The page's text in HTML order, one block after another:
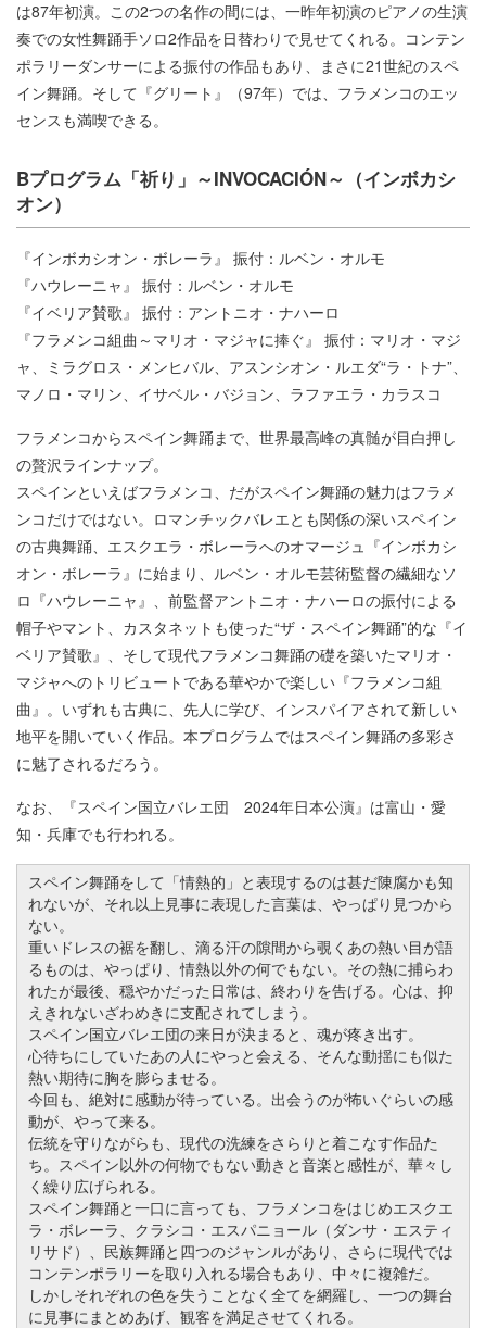
は87年初演。この2つの名作の間には、一昨年初演のピアノの生演
奏での女性舞踊手ソロ2作品を日替わりで見せてくれる。コンテン
ポラリーダンサーによる振付の作品もあり、まさに21世紀のスペ
イン舞踊。そして『グリート』（97年）では、フラメンコのエッ
センスも満喫できる。
Bプログラム「祈り」～INVOCACIÓN～（インボカシ
オン）
『インボカシオン・ボレーラ』 振付：ルベン・オルモ
『ハウレーニャ』 振付：ルベン・オルモ
『イベリア賛歌』 振付：アントニオ・ナハーロ
『フラメンコ組曲～マリオ・マジャに捧ぐ』 振付：マリオ・マジ
ャ、ミラグロス・メンヒバル、アスンシオン・ルエダ“ラ・トナ”、
マノロ・マリン、イサベル・バジョン、ラファエラ・カラスコ
フラメンコからスペイン舞踊まで、世界最高峰の真髄が目白押し
の贅沢ラインナップ。
スペインといえばフラメンコ、だがスペイン舞踊の魅力はフラメ
ンコだけではない。ロマンチックバレエとも関係の深いスペイン
の古典舞踊、エスクエラ・ボレーラへのオマージュ『インボカシ
オン・ボレーラ』に始まり、ルベン・オルモ芸術監督の繊細なソ
ロ『ハウレーニャ』、前監督アントニオ・ナハーロの振付による
帽子やマント、カスタネットも使った“ザ・スペイン舞踊”的な『イ
ベリア賛歌』、そして現代フラメンコ舞踊の礎を築いたマリオ・
マジャへのトリビュートである華やかで楽しい『フラメンコ組
曲』。いずれも古典に、先人に学び、インスパイアされて新しい
地平を開いていく作品。本プログラムではスペイン舞踊の多彩さ
に魅了されるだろう。
なお、『スペイン国立バレエ団 2024年日本公演』は富山・愛
知・兵庫でも行われる。
スペイン舞踊をして「情熱的」と表現するのは甚だ陳腐かも知
れないが、それ以上見事に表現した言葉は、やっぱり見つから
ない。
重いドレスの裾を翻し、滴る汗の隙間から覗くあの熱い目が語
るものは、やっぱり、情熱以外の何でもない。その熱に捕らわ
れたが最後、穏やかだった日常は、終わりを告げる。心は、抑
えきれないざわめきに支配されてしまう。
スペイン国立バレエ団の来日が決まると、魂が疼き出す。
心待ちにしていたあの人にやっと会える、そんな動揺にも似た
熱い期待に胸を膨らませる。
今回も、絶対に感動が待っている。出会うのが怖いぐらいの感
動が、やって来る。
伝統を守りながらも、現代の洗練をさらりと着こなす作品た
ち。スペイン以外の何物でもない動きと音楽と感性が、華々し
く繰り広げられる。
スペイン舞踊と一口に言っても、フラメンコをはじめエスクエ
ラ・ボレーラ、クラシコ・エスパニョール （ ダンサ・エスティ
リサド ）
、民族舞踊と四つのジャンルがあり、さらに現代では
コンテンポラリーを取り入れる場合もあり、中々に複雑だ。
しかしそれぞれの色を失うことなく全てを網羅し、一つの舞台
に見事にまとめあげ、観客を満足させてくれる。